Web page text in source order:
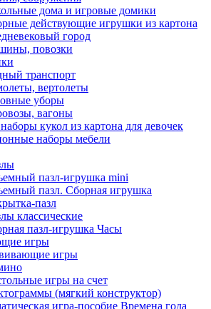
дома и игровые домики
действующие игрушки из картона
город
повозки
транспорт
вертолеты
уборы
вагоны
кукол из картона для девочек
наборы мебели
пазл-игрушка mini
пазл. Сборная игрушка
пазл
классические
пазл-игрушка Часы
игры
игры
игры на счет
(мягкий конструктор)
игра-пособие Времена года